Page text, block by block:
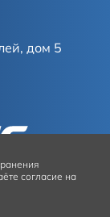
дом 5
согласие на